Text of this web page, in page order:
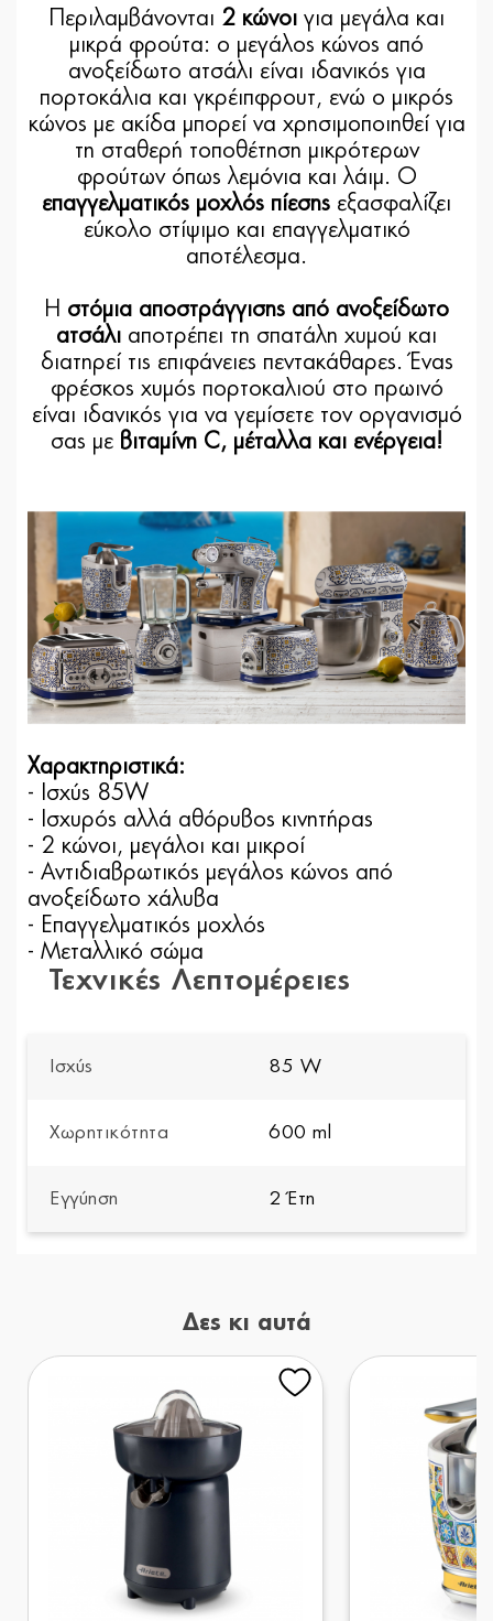
Περιλαμβάνονται 2 κώνοι για μεγάλα και
μικρά φρούτα: ο μεγάλος κώνος από
ανοξείδωτο ατσάλι είναι ιδανικός για
πορτοκάλια και γκρέιπφρουτ, ενώ ο μικρός
κώνος με ακίδα μπορεί να χρησιμοποιηθεί για
τη σταθερή τοποθέτηση μικρότερων
φρούτων όπως λεμόνια και λάιμ. Ο
επαγγελματικός μοχλός πίεσης εξασφαλίζει
εύκολο στίψιμο και επαγγελματικό
αποτέλεσμα.
Η στόμια αποστράγγισης από ανοξείδωτο
ατσάλι αποτρέπει τη σπατάλη χυμού και
διατηρεί τις επιφάνειες πεντακάθαρες. Ένας
φρέσκος χυμός πορτοκαλιού στο πρωινό
είναι ιδανικός για να γεμίσετε τον οργανισμό
σας με βιταμίνη C, μέταλλα και ενέργεια!
Χαρακτηριστικά:
- Ισχύς 85W
- Ισχυρός αλλά αθόρυβος κινητήρας
- 2 κώνοι, μεγάλοι και μικροί
- Αντιδιαβρωτικός μεγάλος κώνος από
ανοξείδωτο χάλυβα
- Επαγγελματικός μοχλός
- Μεταλλικό σώμα
Τεχνικές Λεπτομέρειες
Ισχύς 85 W
Χωρητικότητα 600 ml
Εγγύηση 2 Έτη
Δες κι αυτά